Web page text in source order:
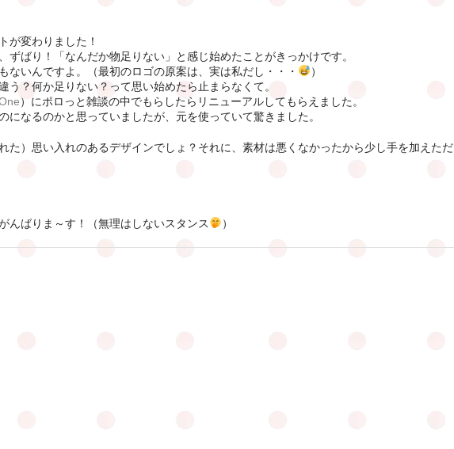
が変わりました！
ずばり！「なんだか物足りない」と感じ始めたことがきっかけです。
ないんですよ。（最初のロゴの原案は、実は私だし・・・
）
う？何か足りない？って思い始めたら止まらなくて。
）にポロっと雑談の中でもらしたらリニューアルしてもらえました。
になるのかと思っていましたが、元を使っていて驚きました。
た）思い入れのあるデザインでしょ？それに、素材は悪くなかったから少し手を加えただ
んばりま～す！（無理はしないスタンス
）